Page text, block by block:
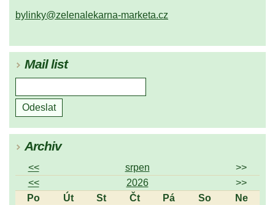
bylinky@zelenalekarna-marketa.cz
Mail list
Archiv
<< srpen
>>
<<
2026
>>
Po
Út St Čt Pá So
Ne